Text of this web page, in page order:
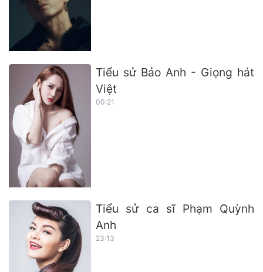
Tiểu sử Bảo Anh - Giọng hát
Việt
00:21
Tiểu sử ca sĩ Phạm Quỳnh
Anh
23:13